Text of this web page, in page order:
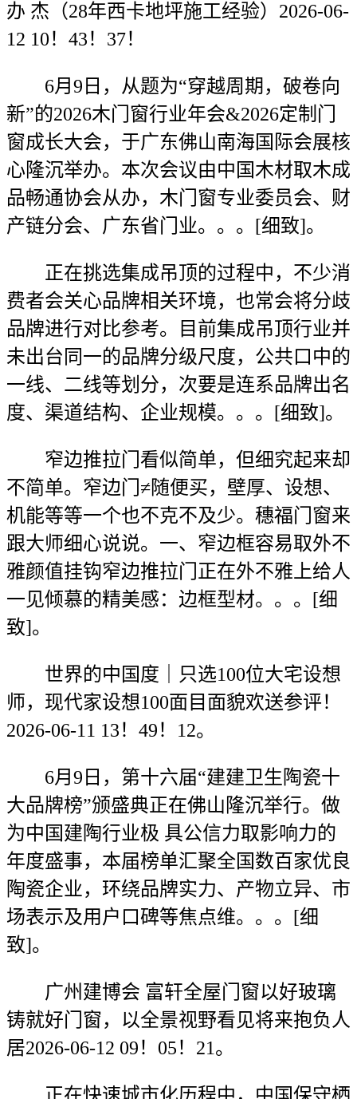
办 杰（28年西卡地坪施工经验）2026-06-
12 10！43！37！
6月9日，从题为“穿越周期，破卷向
新”的2026木门窗行业年会&2026定制门
窗成长大会，于广东佛山南海国际会展核
心隆沉举办。本次会议由中国木材取木成
品畅通协会从办，木门窗专业委员会、财
产链分会、广东省门业。。。[细致]。
正在挑选集成吊顶的过程中，不少消
费者会关心品牌相关环境，也常会将分歧
品牌进行对比参考。目前集成吊顶行业并
未出台同一的品牌分级尺度，公共口中的
一线、二线等划分，次要是连系品牌出名
度、渠道结构、企业规模。。。[细致]。
窄边推拉门看似简单，但细究起来却
不简单。窄边门≠随便买，壁厚、设想、
机能等等一个也不克不及少。穗福门窗来
跟大师细心说说。一、窄边框容易取外不
雅颜值挂钩窄边推拉门正在外不雅上给人
一见倾慕的精美感：边框型材。。。[细
致]。
世界的中国度｜只选100位大宅设想
师，现代家设想100面目面貌欢送参评！
2026-06-11 13！49！12。
6月9日，第十六届“建建卫生陶瓷十
大品牌榜”颁盛典正在佛山隆沉举行。做
为中国建陶行业极 具公信力取影响力的
年度盛事，本届榜单汇聚全国数百家优良
陶瓷企业，环绕品牌实力、产物立异、市
场表示及用户口碑等焦点维。。。[细
致]。
广州建博会 富轩全屋门窗以好玻璃
铸就好门窗，以全景视野看见将来抱负人
居2026-06-12 09！05！21。